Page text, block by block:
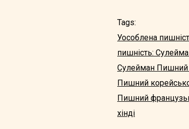
Tags:
Уособлена
пишність:
Сулейман Пишний
Пишний
Пишний
хінді